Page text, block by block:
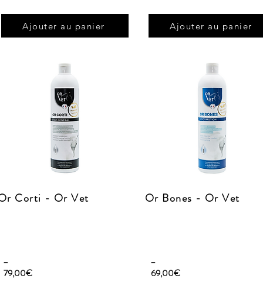
Ajouter au panier
Corti - Or Vet
_
79,00€
Ajouter au panier
Or Bones - Or Vet
_
69,00€